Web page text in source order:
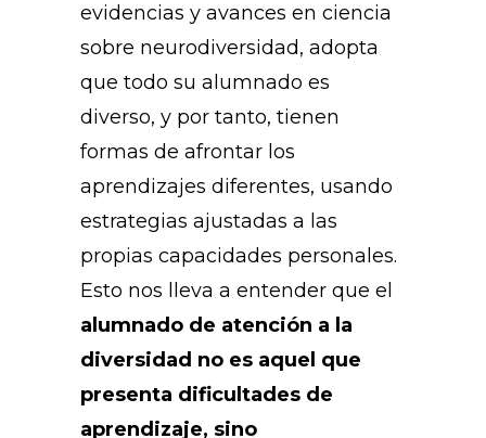
evidencias y avances en ciencia
sobre neurodiversidad, adopta
que todo su alumnado es
diverso, y por tanto, tienen
formas de afrontar los
aprendizajes diferentes, usando
estrategias ajustadas a las
propias capacidades personales.
Esto nos lleva a entender que el
alumnado de atención a la
diversidad no es aquel que
presenta dificultades de
aprendizaje, sino